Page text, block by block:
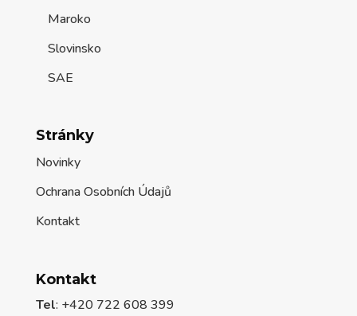
Maroko
Slovinsko
SAE
Stránky
Novinky
Ochrana Osobních Údajů
Kontakt
Kontakt
Tel: +420 722 608 399